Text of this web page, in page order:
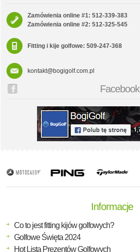
Zamówienia online #1: 512-339-383
Zamówienia online #2: 512-325-545
Fitting i kije golfowe: 509-247-368
kontakt@bogigolf.com.pl
Facebook
Informacje
Co to jest fitting kijów golfowych?
Golfowe Święta 2024
Hot Lista Prezentów Golfowych